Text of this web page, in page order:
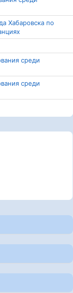
Хабаровска по
среди
среди